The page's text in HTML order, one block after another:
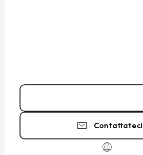
Contattateci